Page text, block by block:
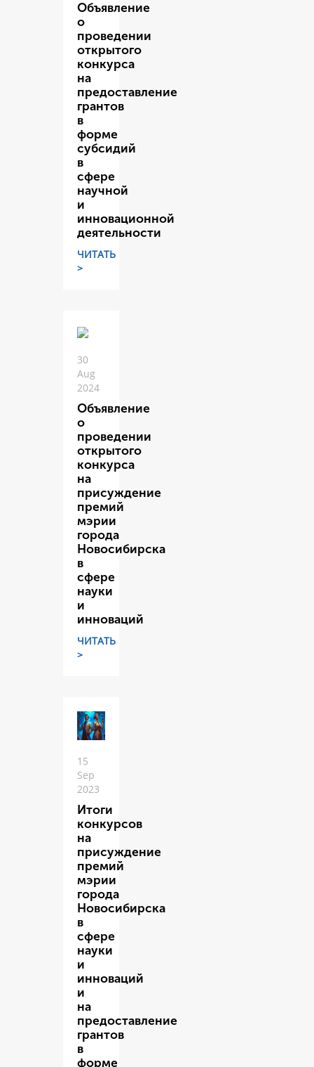
Объявление
о
проведении
открытого
конкурса
на
предоставление
грантов
в
форме
субсидий
в
сфере
научной
и
инновационной
деятельности
ЧИТАТЬ
>
30
Aug
2024
Объявление
о
проведении
открытого
конкурса
на
присуждение
премий
мэрии
города
Новосибирска
в
сфере
науки
и
инноваций
ЧИТАТЬ
>
15
Sep
2023
Итоги
конкурсов
на
присуждение
премий
мэрии
города
Новосибирска
в
сфере
науки
и
инноваций
и
на
предоставление
грантов
в
форме